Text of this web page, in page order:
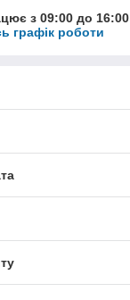
з 09:00 до 16:00
графік роботи